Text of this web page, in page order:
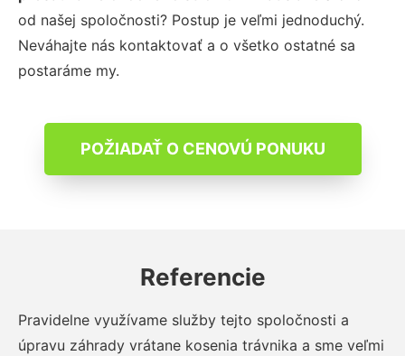
od našej spoločnosti? Postup je veľmi jednoduchý.
Neváhajte nás kontaktovať a o všetko ostatné sa
postaráme my.
POŽIADAŤ O CENOVÚ PONUKU
Referencie
Pravidelne využívame služby tejto spoločnosti a
úpravu záhrady vrátane kosenia trávnika a sme veľmi